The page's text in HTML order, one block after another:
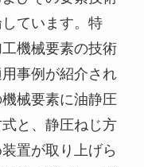
ています。特
機械要素の技術
事例が紹介され
械要素に油静圧
と、静圧ねじ方
置が取り上げら